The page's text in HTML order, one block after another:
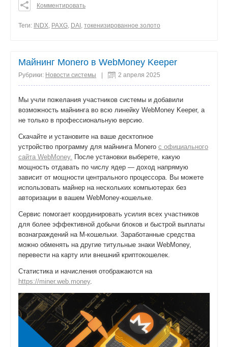
0
Комментировать
Теги: INDX, PAXG, DAI , токенизированное золото
Майнинг Monero в WebMoney Keeper
Рубрики: Новости системы 2 апреля 2025
Мы учли пожелания участников системы и добавили
возможность майнинга во всю линейку WebMoney Keeper, а
не только в профессиональную версию.
Скачайте и установите на ваше десктопное
устройство программу для майнинга Monero с официального
сайта WebMoney. После установки выберете, какую
мощность отдавать по числу ядер — доход напрямую
зависит от мощности центрального процессора. Вы можете
использовать майнер на нескольких компьютерах без
авторизации в вашем WebMoney-кошельке.
Сервис помогает координировать усилия всех участников
для более эффективной добычи блоков и быстрой выплаты
вознаграждений на M-кошельки. Заработанные средства
можно обменять на другие титульные знаки WebMoney,
перевести на карту или внешний криптокошелек.
Статистика и начисления отображаются на
https://miner.web.money.